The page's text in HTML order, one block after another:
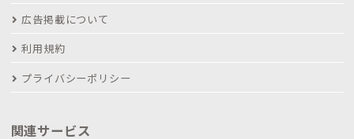
広告掲載について
利用規約
プライバシーポリシー
関連サービス